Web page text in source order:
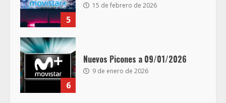
5
15 de febrero de 2026
6
Nuevos Picones a 09/01/2026
9 de enero de 2026